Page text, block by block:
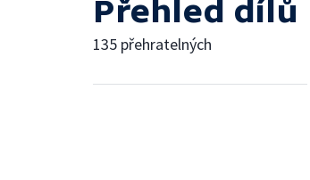
Přehled dílů
135 přehratelných